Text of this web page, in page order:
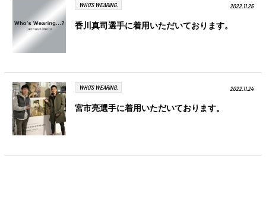
WHO'S WEARING. 2022.11.25
香川真司選手に着用いただいております。
WHO'S WEARING. 2022.11.24
宮市亮選手に着用いただいております。